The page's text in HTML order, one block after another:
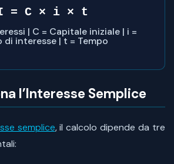
= C × i × t
| C = Capitale iniziale | i =
di interesse | t = Tempo
l’Interesse Semplice
semplice, il calcolo dipende da tre